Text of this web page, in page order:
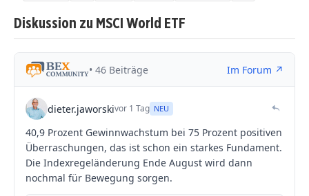
Diskussion zu MSCI World ETF